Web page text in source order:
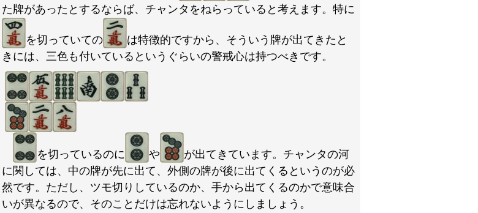
た牌があったとするならば、チャンタをねらっていると考えます。特に
を切っていての
は特徴的ですから、そういう牌が出てきたと
きには、三色も付いているというぐらいの警戒心は持つべきです。
を切っているのに や
が出てきています。チャンタの河
に関しては、中の牌が先に出て、外側の牌が後に出てくるというのが必
然です。ただし、ツモ切りしているのか、手から出てくるのかで意味合
いが異なるので、そのことだけは忘れないようにしましょう。